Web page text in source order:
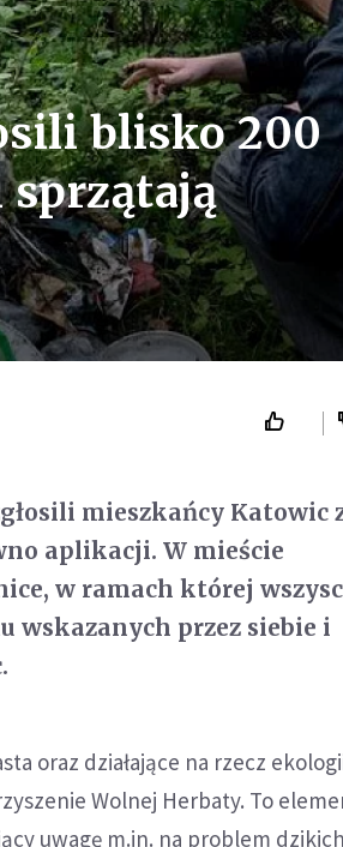
blisko 200
mieszkańcy Katowic
aplikacji. W mieście
w ramach której
wskazanych przez siebie i
oraz działające na rzecz
Wolnej Herbaty. To
uwagę m.in. na problem dzikich